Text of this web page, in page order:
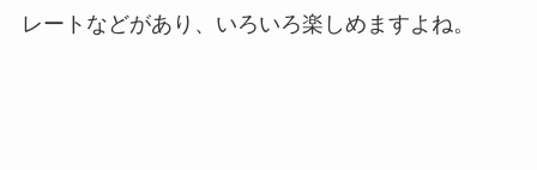
レートなどがあり、いろいろ楽しめますよね。